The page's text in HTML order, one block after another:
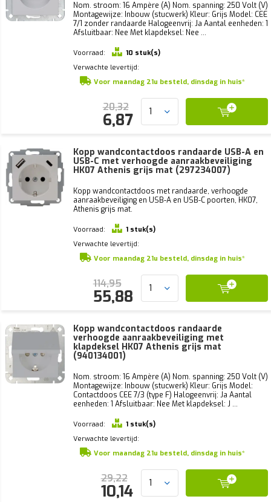
Nom. stroom: 16 Ampère (A) Nom. spanning: 250 Volt (V)
Montagewijze: Inbouw (stucwerk) Kleur: Grijs Model: CEE
7/1 zonder randaarde Halogeenvrij: Ja Aantal eenheden: 1
Afsluitbaar: Nee Met klapdeksel: Nee ...
Voorraad:
10 stuk(s)
Verwachte levertijd:
Voor maandag 21u besteld, dinsdag in huis*
20,32
6,87
Kopp wandcontactdoos randaarde USB-A en
USB-C met verhoogde aanraakbeveiliging
HK07 Athenis grijs mat (297234007)
Kopp wandcontactdoos met randaarde, verhoogde
aanraakbeveiliging en USB-A en USB-C poorten, HK07,
Athenis grijs mat.
Voorraad:
1 stuk(s)
Verwachte levertijd:
Voor maandag 21u besteld, dinsdag in huis*
114,95
55,88
Kopp wandcontactdoos randaarde
verhoogde aanraakbeveiliging met
klapdeksel HK07 Athenis grijs mat
(940134001)
Nom. stroom: 16 Ampère (A) Nom. spanning: 250 Volt (V)
Montagewijze: Inbouw (stucwerk) Kleur: Grijs Model:
Contactdoos CEE 7/3 (type F) Halogeenvrij: Ja Aantal
eenheden: 1 Afsluitbaar: Nee Met klapdeksel: J ...
Voorraad:
1 stuk(s)
Verwachte levertijd:
Voor maandag 21u besteld, dinsdag in huis*
29,22
10,14